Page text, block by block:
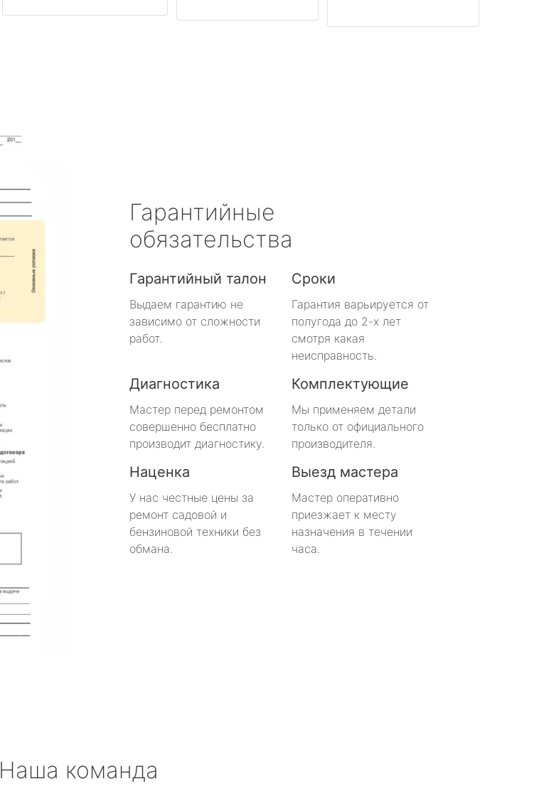
Гарантийные
обязательства
Гарантийный талон
Выдаем гарантию не
зависимо от сложности
работ.
Сроки
Гарантия варьируется от
полугода до 2-х лет
смотря какая
неисправность.
Диагностика
Мастер перед ремонтом
совершенно бесплатно
производит диагностику.
Комплектующие
Мы применяем детали
только от официального
производителя.
Наценка
У нас честные цены за
ремонт садовой и
бензиновой техники без
обмана.
Выезд мастера
Мастер оперативно
приезжает к месту
назначения в течении
часа.
Наша команда